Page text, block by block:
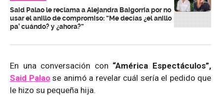
Said Palao le reclama a Alejandra Baigorria por no
usar el anillo de compromiso: “Me decías ¿el anillo
pa’ cuándo? y ¿ahora?”
En una conversación con “América Espectáculos”,
Said Palao se animó a revelar cuál sería el pedido que
le hizo su pequeña hija.